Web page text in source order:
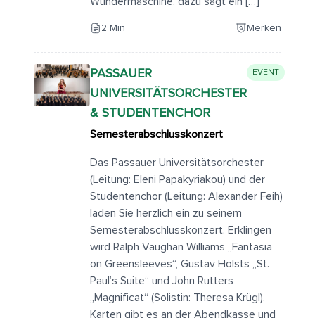
2 Min Merken
PASSAUER
UNIVERSITÄTSORCHESTER
& STUDENTENCHOR
EVENT
Semesterabschlusskonzert
Das Passauer Universitätsorchester
(Leitung: Eleni Papakyriakou) und der
Studentenchor (Leitung: Alexander Feih)
laden Sie herzlich ein zu seinem
Semesterabschlusskonzert. Erklingen
wird Ralph Vaughan Williams „Fantasia
on Greensleeves“, Gustav Holsts „St.
Paul’s Suite“ und John Rutters
„Magnificat“ (Solistin: Theresa Krügl).
Karten gibt es an der Abendkasse und